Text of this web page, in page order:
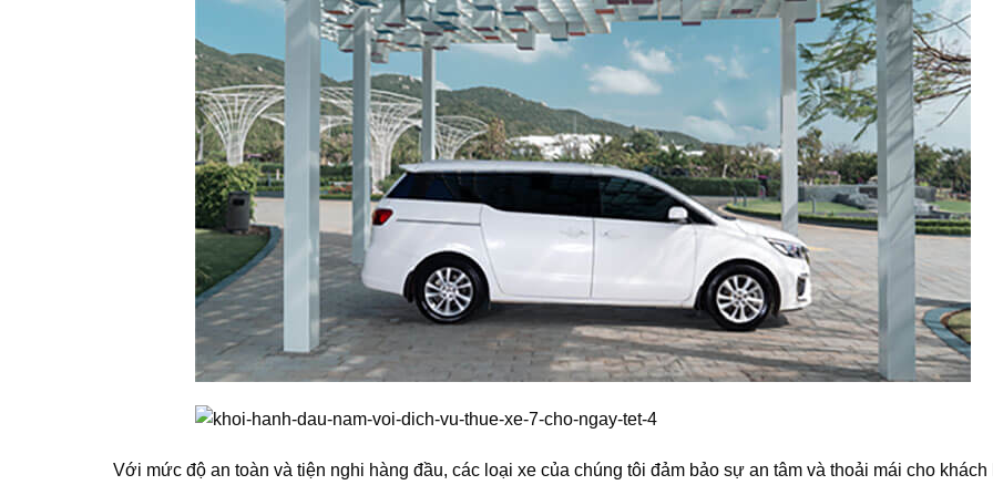
Với mức độ an toàn và tiện nghi hàng đầu, các loại xe của chúng tôi đảm bảo sự an tâm và thoải mái cho khách